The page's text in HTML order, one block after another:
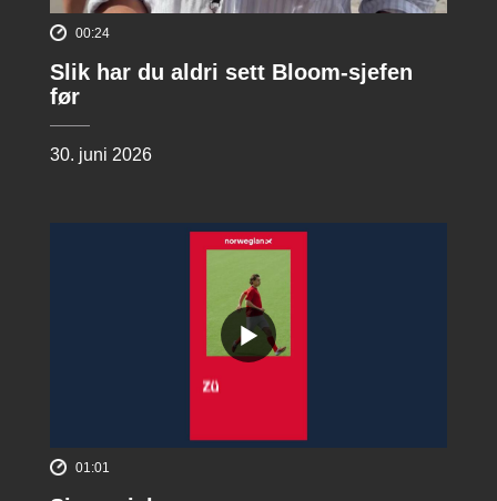
00:24
Slik har du aldri sett Bloom-sjefen
før
30. juni 2026
01:01